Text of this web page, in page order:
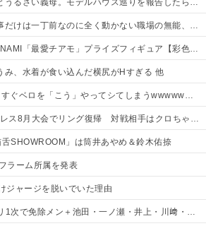
したら「草刈り誰がするのw」と煽ってきたので…旦那が放った「一言」に義母オロオロｗｗ←嫌味を逆手にとった神対応すぎる
場の無能、催促しても放置→引き取ろうとすると「申し訳ないからやる」と拒否…やる気ないなら引き受けるなよ・・・
「最愛チアモ」プライズフィギュア【彩色原型公開】
み、水着が食い込んだ横尻がHすぎる 他
ぐベロを「こう」やってシてしまうwwwwww 他
8月大会でリング復帰 対戦相手はクロちゃん 他
SHOWROOM」は筒井あやめ＆鈴木佑捺
ラーム所属を発表
ジャージを脱いでいた理由
除メン＋池田・一ノ瀬・井上・川﨑・菅原・中西が全完売